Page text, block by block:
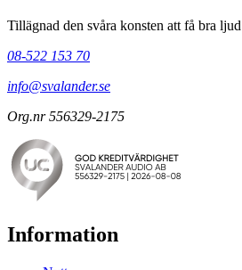
Tillägnad den svåra konsten att få bra
08-522 153 70
info@svalander.se
Org.nr 556329-2175
Information